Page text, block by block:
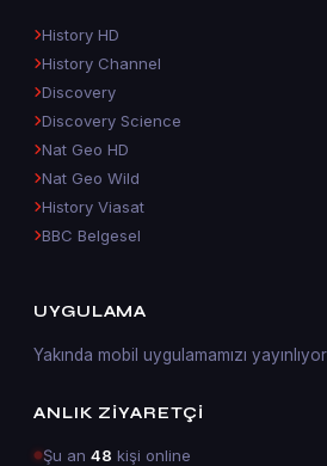
History HD
History Channel
Discovery
Discovery Science
Nat Geo HD
Nat Geo Wild
History Viasat
BBC Belgesel
UYGULAMA
Yakında mobil uygulamamızı
ANLIK ZIYARETÇI
Şu an 48 kişi online